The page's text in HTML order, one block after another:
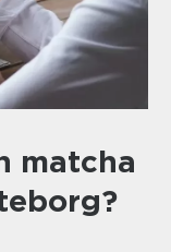
matcha